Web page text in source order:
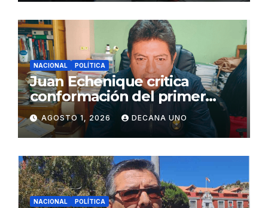
NACIONAL POLÍTICA
Juan Echenique critica
conformación del primer
gabinete ministerial de Keiko
Fujimori
AGOSTO 1, 2026 DECANA UNO
NACIONAL POLÍTICA